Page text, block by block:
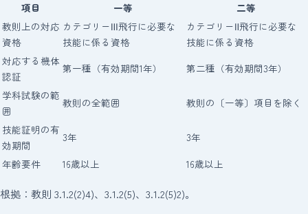
項目 一等
二等
教則上の対応
資格
カテゴリーⅢ飛行に必要な
技能に係る資格
カテゴリーⅡ飛行に必要な
技能に係る資格
対応する機体
認証
第一種（有効期間1年）
第二種（有効期間3年）
学科試験の範
囲
教則の全範囲
教則の〔一等〕項目を除く
技能証明の有
効期間
3年
3年
年齢要件
16歳以上 16歳以上
根拠：教則 3.1.2(2)4)、3.1.2(5)、3.1.2(5)2)。